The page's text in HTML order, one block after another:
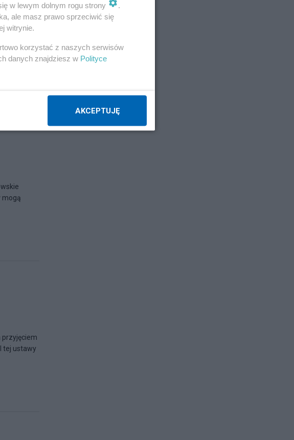
mogą
przyjęciem
tej ustawy
w lewym dolnym rogu strony
.
ale masz prawo sprzeciwić się
witrynie.
korzystać z naszych serwisów
danych znajdziesz w Polityce
AKCEPTUJĘ